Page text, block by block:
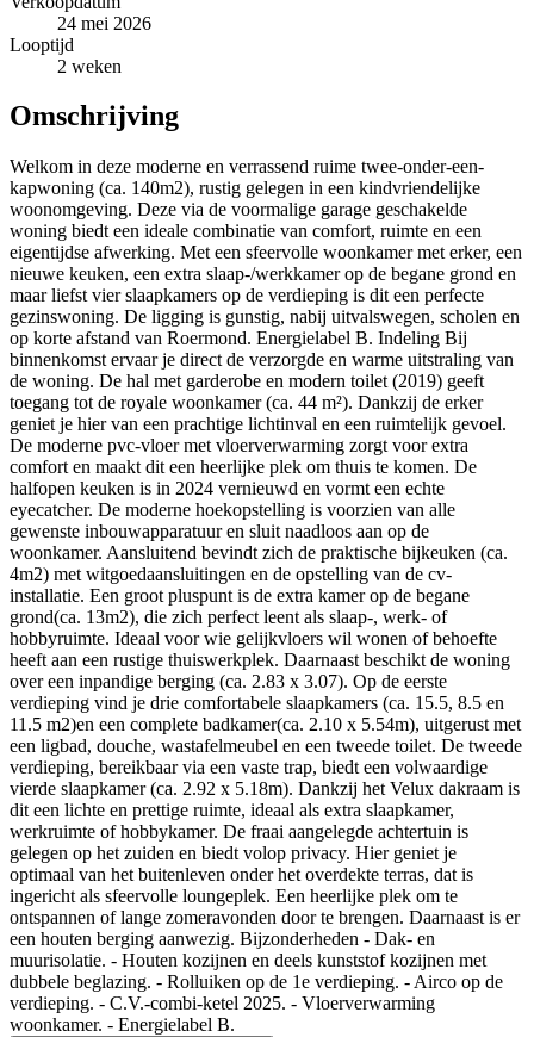
24 mei 2026
Looptijd
2 weken
Omschrijving
Welkom in deze moderne en verrassend ruime twee-onder-een-
kapwoning (ca. 140m2), rustig gelegen in een kindvriendelijke
woonomgeving. Deze via de voormalige garage geschakelde
woning biedt een ideale combinatie van comfort, ruimte en een
eigentijdse afwerking. Met een sfeervolle woonkamer met erker, een
nieuwe keuken, een extra slaap-/werkkamer op de begane grond en
maar liefst vier slaapkamers op de verdieping is dit een perfecte
gezinswoning. De ligging is gunstig, nabij uitvalswegen, scholen en
op korte afstand van Roermond. Energielabel B. Indeling Bij
binnenkomst ervaar je direct de verzorgde en warme uitstraling van
de woning. De hal met garderobe en modern toilet (2019) geeft
toegang tot de royale woonkamer (ca. 44 m²). Dankzij de erker
geniet je hier van een prachtige lichtinval en een ruimtelijk gevoel.
De moderne pvc-vloer met vloerverwarming zorgt voor extra
comfort en maakt dit een heerlijke plek om thuis te komen. De
halfopen keuken is in 2024 vernieuwd en vormt een echte
eyecatcher. De moderne hoekopstelling is voorzien van alle
gewenste inbouwapparatuur en sluit naadloos aan op de
woonkamer. Aansluitend bevindt zich de praktische bijkeuken (ca.
4m2) met witgoedaansluitingen en de opstelling van de cv-
installatie. Een groot pluspunt is de extra kamer op de begane
grond(ca. 13m2), die zich perfect leent als slaap-, werk- of
hobbyruimte. Ideaal voor wie gelijkvloers wil wonen of behoefte
heeft aan een rustige thuiswerkplek. Daarnaast beschikt de woning
over een inpandige berging (ca. 2.83 x 3.07). Op de eerste
verdieping vind je drie comfortabele slaapkamers (ca. 15.5, 8.5 en
11.5 m2)en een complete badkamer(ca. 2.10 x 5.54m), uitgerust met
een ligbad, douche, wastafelmeubel en een tweede toilet. De tweede
verdieping, bereikbaar via een vaste trap, biedt een volwaardige
vierde slaapkamer (ca. 2.92 x 5.18m). Dankzij het Velux dakraam is
dit een lichte en prettige ruimte, ideaal als extra slaapkamer,
werkruimte of hobbykamer. De fraai aangelegde achtertuin is
gelegen op het zuiden en biedt volop privacy. Hier geniet je
optimaal van het buitenleven onder het overdekte terras, dat is
ingericht als sfeervolle loungeplek. Een heerlijke plek om te
ontspannen of lange zomeravonden door te brengen. Daarnaast is er
een houten berging aanwezig. Bijzonderheden - Dak- en
muurisolatie. - Houten kozijnen en deels kunststof kozijnen met
dubbele beglazing. - Rolluiken op de 1e verdieping. - Airco op de
verdieping. - C.V.-combi-ketel 2025. - Vloerverwarming
woonkamer. - Energielabel B.